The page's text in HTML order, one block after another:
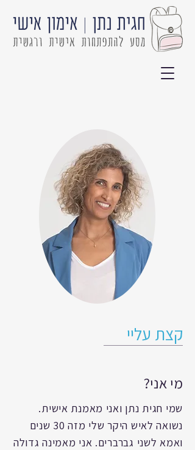
קצת עליי
מי אני?
שמי חגית נתן ואני מאמנת אישית.
נשואה לאיש היקר שלי מזה 30 שנים
ואמא לשני גברברים. אני מאמינה גדולה